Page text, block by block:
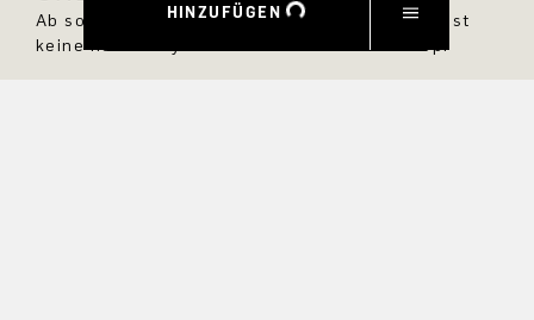
HINZUFÜGEN
Ab sofort bist Du immer up to date und verpasst
keine neuen Styles im DRYKORN Online Shop.